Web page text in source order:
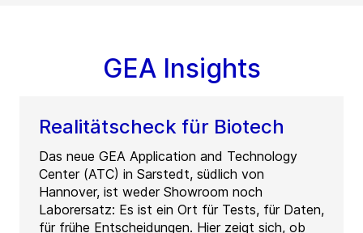
GEA Insights
Realitätscheck für Biotech
Das neue GEA Application and Technology
Center (ATC) in Sarstedt, südlich von
Hannover, ist weder Showroom noch
Laborersatz: Es ist ein Ort für Tests, für Daten,
für frühe Entscheidungen. Hier zeigt sich, ob